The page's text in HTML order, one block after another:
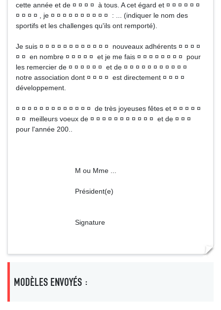
cette année et de ¤ ¤ ¤ ¤ à tous. A cet égard et ¤ ¤ ¤ ¤ ¤ ¤
¤ ¤ ¤ ¤ , je ¤ ¤ ¤ ¤ ¤ ¤ ¤ ¤ ¤ ¤ : ... (indiquer le nom des
sportifs et les challenges qu'ils ont remporté).
Je suis ¤ ¤ ¤ ¤ ¤ ¤ ¤ ¤ ¤ ¤ ¤ ¤ nouveaux adhérents ¤ ¤ ¤ ¤
¤ ¤ en nombre ¤ ¤ ¤ ¤ ¤ et je me fais ¤ ¤ ¤ ¤ ¤ ¤ ¤ ¤ pour
les remercier de ¤ ¤ ¤ ¤ ¤ ¤ et de ¤ ¤ ¤ ¤ ¤ ¤ ¤ ¤ ¤ ¤ ¤
notre association dont ¤ ¤ ¤ ¤ est directement ¤ ¤ ¤ ¤
développement.
¤ ¤ ¤ ¤ ¤ ¤ ¤ ¤ ¤ ¤ ¤ ¤ ¤ de très joyeuses fêtes et ¤ ¤ ¤ ¤ ¤
¤ ¤ meilleurs voeux de ¤ ¤ ¤ ¤ ¤ ¤ ¤ ¤ ¤ ¤ ¤ et de ¤ ¤ ¤
pour l'année 200..
M ou Mme ...
Président(e)
Signature
MODÈLES ENVOYÉS :